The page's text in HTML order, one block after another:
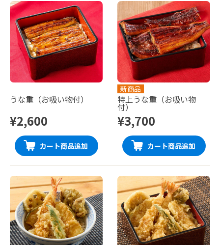
うな重（お吸い物付）
¥2,600
カート商品追加
新商品
特上うな重（お吸い物
付）
¥3,700
カート商品追加